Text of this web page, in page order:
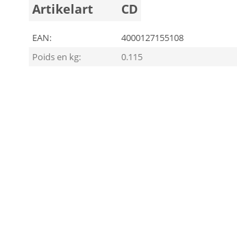
Artikelart CD
EAN:
4000127155108
Poids en kg:
0.115